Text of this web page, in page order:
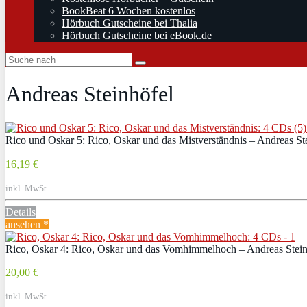
BookBeat 6 Wochen kostenlos
Hörbuch Gutscheine bei Thalia
Hörbuch Gutscheine bei eBook.de
Andreas Steinhöfel
Rico und Oskar 5: Rico, Oskar und das Mistverständnis – Andreas
16,19 €
inkl. MwSt.
Details
ansehen *
Rico, Oskar 4: Rico, Oskar und das Vomhimmelhoch – Andreas
20,00 €
inkl. MwSt.